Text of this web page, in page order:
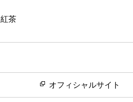
茶
オフィシャルサイト